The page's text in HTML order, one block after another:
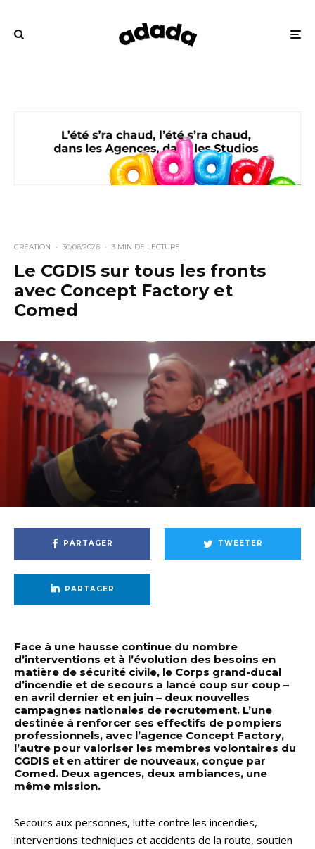
CRÉATION · 30/06/2026 · 3 MIN DE LECTURE
Le CGDIS sur tous les fronts
avec Concept Factory et
Comed
PARTAGER TWEETER
PARTAGER
Face à une hausse continue du nombre
d’interventions et à l’évolution des besoins en
matière de sécurité civile, le Corps grand-ducal
d’incendie et de secours a lancé coup sur coup –
en avril dernier et en juin – deux nouvelles
campagnes nationales de recrutement. L’une
destinée à renforcer ses effectifs de pompiers
professionnels, avec l’agence Concept Factory,
l’autre pour valoriser les membres volontaires du
CGDIS et en attirer de nouveaux, conçue par
Comed. Deux agences, deux ambiances, une
même mission.
Secours aux personnes, lutte contre les incendies,
interventions techniques et accidents de la route, soutien